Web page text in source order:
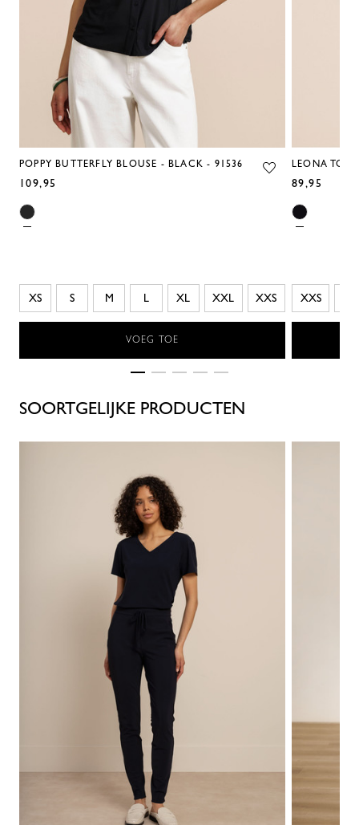
POPPY BUTTERFLY BLOUSE - BLACK - 91536
109,95
XS S M L XL XXL XXS
VOEG TOE
LEONA TOP
89,95
XXS
SOORTGELIJKE PRODUCTEN